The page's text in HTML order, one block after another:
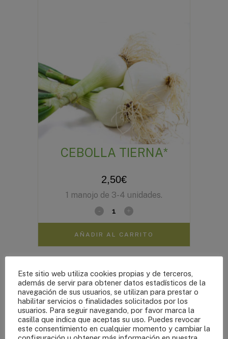
AÑADIR AL CARRITO
CEBOLLA TIERNA*
2,50€
1 manojo de 3-4 unidades.
Este sitio web utiliza cookies propias y de terceros,
además de servir para obtener datos estadísticos de la
navegación de sus usuarios, se utilizan para prestar o
habilitar servicios o finalidades solicitados por los
usuarios. Para seguir navegando, por favor marca la
casilla que indica que aceptas su uso. Puedes revocar
este consentimiento en cualquier momento y cambiar la